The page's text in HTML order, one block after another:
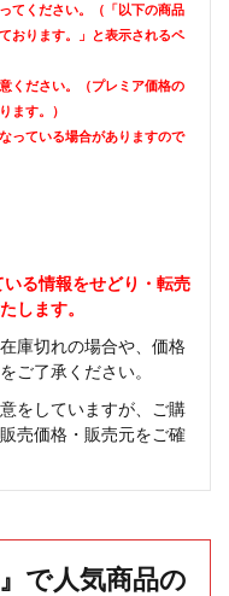
てください。（「以下の商品
おります。」と表示されるペ
ください。（プレミア価格の
ます。）
っている場合がありますので
る情報をせどり・転売
します。
庫切れの場合や、価格
ご了承ください。
をしていますが、ご購
売価格・販売元をご確
で人気商品の